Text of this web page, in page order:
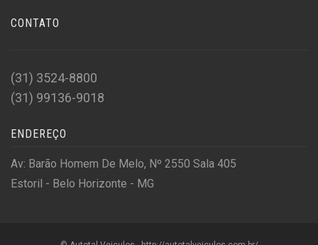
CONTATO
(31) 3524-8800
(31) 99136-9018
ENDEREÇO
Av: Barão Homem De Melo, Nº 2550 Sala 405
Estoril - Belo Horizonte - MG